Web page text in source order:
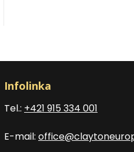
Infolinka
Tel.: +421 915 334 001
E-mail: